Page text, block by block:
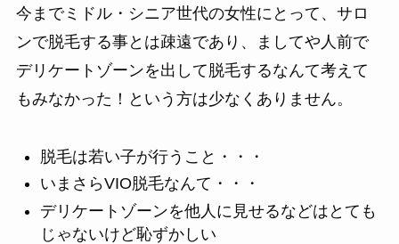
今までミドル・シニア世代の女性にとって、サロ
ンで脱毛する事とは疎遠であり、ましてや人前で
デリケートゾーンを出して脱毛するなんて考えて
もみなかった！という方は少なくありません。
脱毛は若い子が行うこと・・・
いまさらVIO脱毛なんて・・・
デリケートゾーンを他人に見せるなどはとても
じゃないけど恥ずかしい